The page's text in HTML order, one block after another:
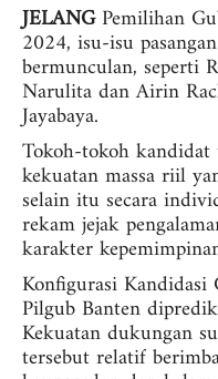
JELANGPemilihan
2024, isu-isu
bermunculan, seperti
Narulita dan Airin
Jayabaya.
Tokoh-tokoh kandidat
kekuatan massa riil
selain itu secara
rekam jejak
karakter
Konfigurasi
Pilgub Banten
Kekuatan dukungan
tersebut relatif